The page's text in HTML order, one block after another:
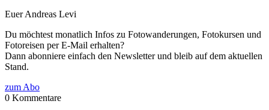
Euer Andreas Levi
Du möchtest monatlich Infos zu Fotowanderungen, Fotokursen und
Fotoreisen per E-Mail erhalten?
Dann abonniere einfach den Newsletter und bleib auf dem aktuellen
Stand.
zum Abo
0 Kommentare